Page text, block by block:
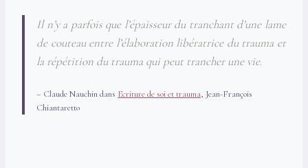
Il n’y a parfois que l’épaisseur du tranchant d’une lame
de couteau entre l’élaboration libératrice du trauma et
la répétition du trauma qui peut trancher une vie.
– Claude Nauchin dans Ecriture de soi et trauma, Jean-François
Chiantaretto